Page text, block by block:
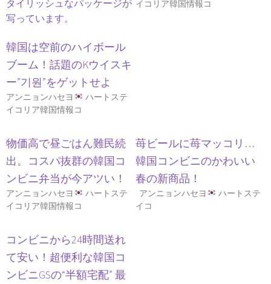
韓国は空前のハイボール
ブーム！話題のKウイスキ
ー”기원”をゲットせよ
アンニョンハセヨ
ハートステ
イコリア韓国情報コ
イコリア韓国情報コ
物価高で昼ごはん難民続
出。コスパ抜群の韓国コ
ンビニ弁当が今アツい！
アンニョンハセヨ
ハートステ
イコリア韓国情報コ
苺ビールに苺マッコリ…
韓国コンビニのかわいい
春の新商品！
アンニョンハセヨ
ハートステ
イコ
コンビニから24時間送れ
て安い！超便利な韓国コ
ンビニGSの“半額宅配” 最